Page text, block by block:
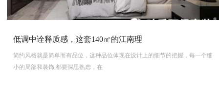
低调中诠释质感，这套140㎡的江南理
简约风格就是简单而有品位，这种品位体现在设计上的细节的把握，每一个细
小的局部和装饰,都要深思熟虑，在